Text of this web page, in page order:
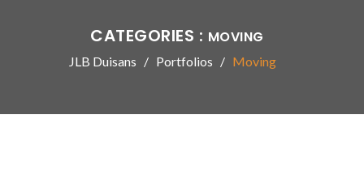
CATEGORIES : MOVING
JLB Duisans Portfolios Moving